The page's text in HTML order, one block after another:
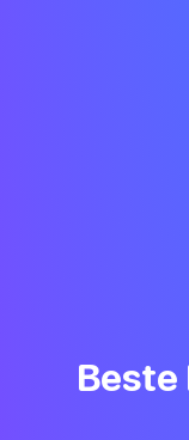
Beste